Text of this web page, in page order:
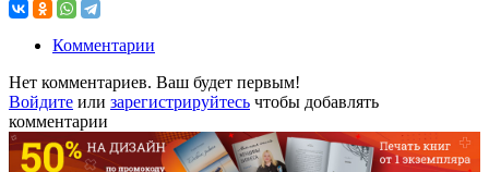
Комментарии
Нет комментариев. Ваш будет первым!
Войдите или зарегистрируйтесь чтобы добавлять
комментарии